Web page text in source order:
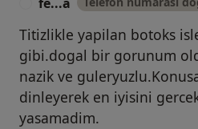
fe...a
Titizlikle yapilan botoks
gibi.dogal bir gorunum
nazik ve
dinleyerek en iyisini
yasamadim.